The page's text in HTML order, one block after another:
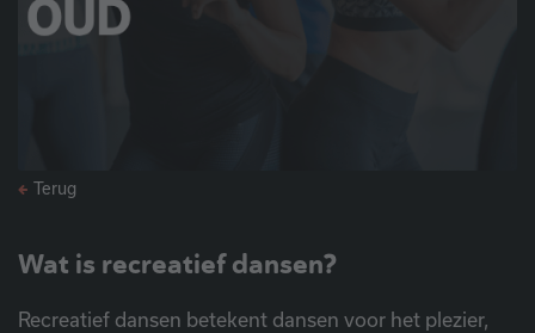
Terug
Wat is recreatief dansen?
Recreatief dansen betekent dansen voor het plezier,